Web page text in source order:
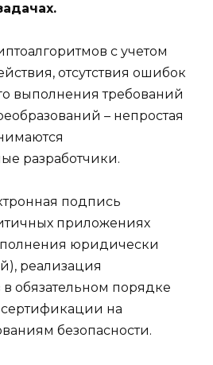
с учетом
отсутствия ошибок
выполнения требований
– непростая
разработчики.
подпись
приложениях
юридически
реализация
обязательном порядке
на
безопасности.